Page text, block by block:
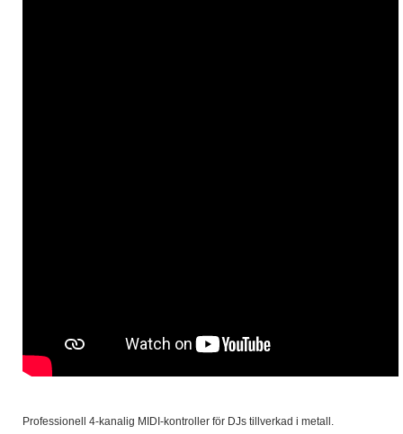
Professionell 4-kanalig MIDI-kontroller för DJs tillverkad i metall.